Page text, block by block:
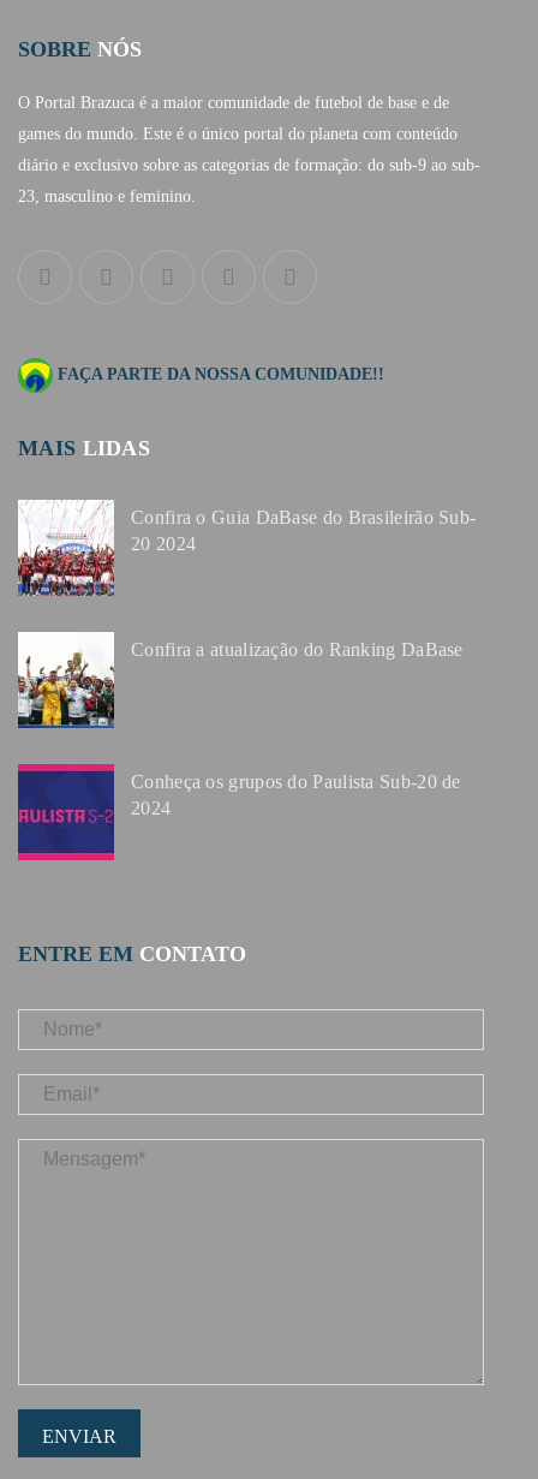
SOBRE NÓS
O Portal Brazuca é a maior comunidade de futebol de base e de
games do mundo. Este é o único portal do planeta com conteúdo
diário e exclusivo sobre as categorias de formação: do sub-9 ao sub-
23, masculino e feminino.
FAÇA PARTE DA NOSSA COMUNIDADE!!
MAIS LIDAS
Confira o Guia DaBase do Brasileirão Sub-
20 2024
Confira a atualização do Ranking DaBase
Conheça os grupos do Paulista Sub-20 de
2024
ENTRE EM CONTATO
ENVIAR